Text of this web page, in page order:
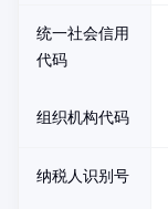
统一社会信用
代码
组织机构代码
纳税人识别号